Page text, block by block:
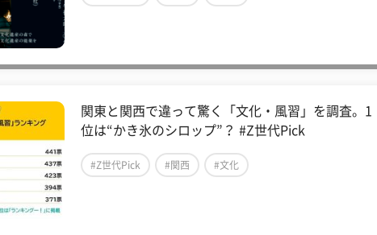
関東と関西で違って驚く「文化・風習」を調査。1
位は“かき氷のシロップ”？ #Z世代Pick
#Z世代Pick #関西 #文化